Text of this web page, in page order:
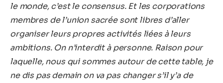
le monde, c’est le consensus. Et les corporations
membres de l’union sacrée sont libres d’aller
organiser leurs propres activités liées à leurs
ambitions. On n’interdit à personne. Raison pour
laquelle, nous qui sommes autour de cette table, je
ne dis pas demain on va pas changer s’il y’a de